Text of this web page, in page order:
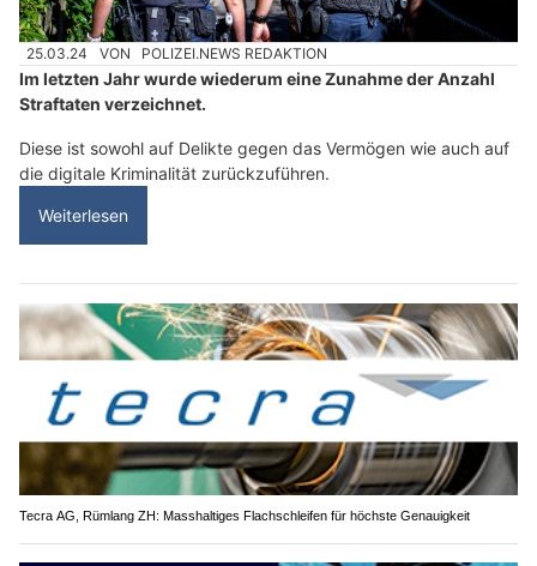
25.03.24 VON POLIZEI.NEWS REDAKTION
Im letzten Jahr wurde wiederum eine Zunahme der Anzahl
Straftaten verzeichnet.
Diese ist sowohl auf Delikte gegen das Vermögen wie auch auf
die digitale Kriminalität zurückzuführen.
Weiterlesen
Tecra AG, Rümlang ZH: Masshaltiges Flachschleifen für höchste Genauigkeit